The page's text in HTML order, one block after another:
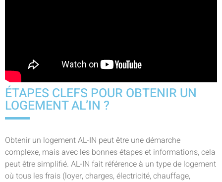
ÉTAPES CLEFS POUR OBTENIR UN
LOGEMENT AL’IN ?
Obtenir un logement AL-IN peut être une démarche
complexe, mais avec les bonnes étapes et informations, cela
peut être simplifié. AL-IN fait référence à un type de logement
où tous les frais (loyer, charges, électricité, chauffage,